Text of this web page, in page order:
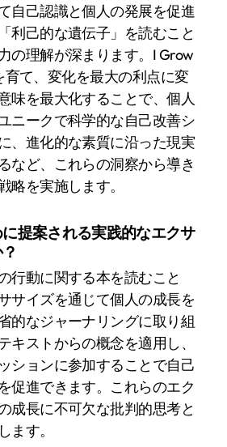
自己認識と個人の発展を促進
利己的な遺伝子」を読むこと
の理解が深まります。I Grow
育て、変化を最大の利点に変
味を最大化することで、個人
ニークで科学的な自己改善シ
、進化的な素質に沿った現実
など、これらの洞察から導き
略を実施します。
提案される実践的なエクサ
行動に関する本を読むこと
サイズを通じて個人の成長を
的なジャーナリングに取り組
キストからの概念を適用し、
ションに参加することで自己
促進できます。これらのエク
成長に不可欠な批判的思考と
ます。